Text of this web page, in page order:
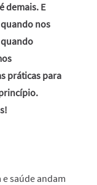
demais. E
nos
práticas para
saúde andam